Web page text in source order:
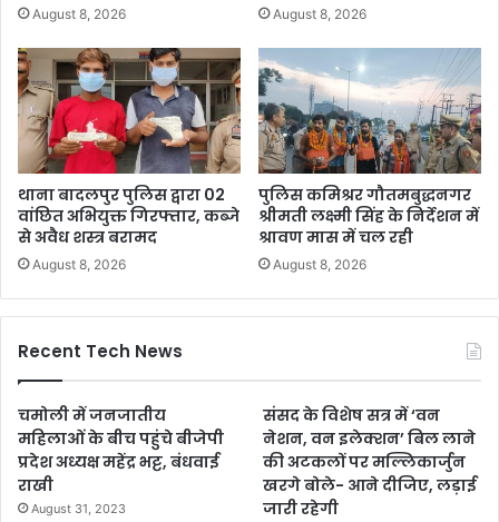
August 8, 2026 August 8, 2026
थाना बादलपुर पुलिस द्वारा 02
वांछित अभियुक्त गिरफ्तार, कब्जे
से अवैध शस्त्र बरामद
August 8, 2026
पुलिस कमिश्रर गौतमबुद्धनगर
श्रीमती लक्ष्मी सिंह के निर्देशन में
श्रावण मास में चल रही
August 8, 2026
Recent Tech News
चमोली में जनजातीय
महिलाओं के बीच पहुंचे बीजेपी
प्रदेश अध्यक्ष महेंद्र भट्ट, बंधवाई
राखी
August 31, 2023
संसद के विशेष सत्र में ‘वन
नेशन, वन इलेक्शन’ बिल लाने
की अटकलों पर मल्लिकार्जुन
खरगे बोले- आने दीजिए, लड़ाई
जारी रहेगी